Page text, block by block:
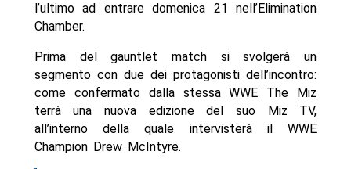
l’ultimo ad entrare domenica 21 nell’Elimination
Chamber.
Prima del gauntlet match si svolgerà un
segmento con due dei protagonisti dell’incontro:
come confermato dalla stessa WWE The Miz
terrà una nuova edizione del suo Miz TV,
all’interno della quale intervisterà il WWE
Champion Drew McIntyre.